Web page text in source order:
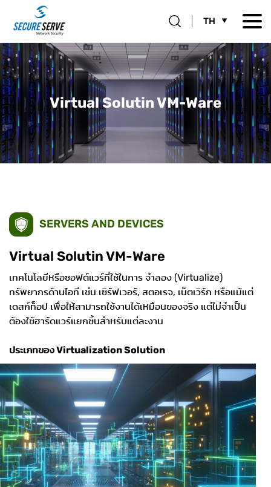
TH
Virtual Solutin VM-Ware
SERVERS AND DEVICES
Virtual Solutin VM-Ware
เทคโนโลยีหรือซอฟต์แวร์ที่ใช้ในการ จำลอง (Virtualize)
ทรัพยากรด้านไอที เช่น เซิร์ฟเวอร์, สตอเรจ, เน็ตเวิร์ก หรือแม้แต่
เดสก์ท็อป เพื่อให้สามารถใช้งานได้เหมือนของจริง แต่ไม่จำเป็น
ต้องใช้ฮาร์ดแวร์แยกชิ้นสำหรับแต่ละงาน
ประเภทของ Virtualization Solution